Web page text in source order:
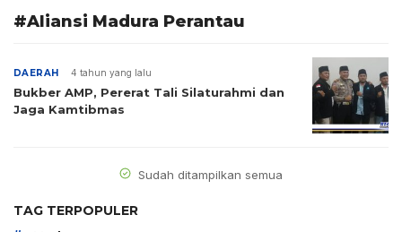
#Aliansi Madura Perantau
DAERAH 4 tahun yang lalu
Bukber AMP, Pererat Tali Silaturahmi dan
Jaga Kamtibmas
Sudah ditampilkan semua
TAG TERPOPULER